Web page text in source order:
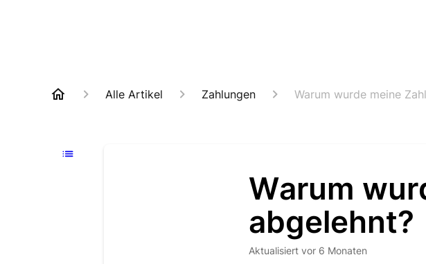
Alle Artikel Zahlungen Warum wurde meine
Warum
abgelehnt?
Aktualisiert vor 6 Monaten